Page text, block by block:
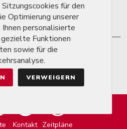
Kontakt Zeitpläne
(4/5)
WAUTERS
amical. Très personnalisable.
für den
Optimierung unserer
personalisierte
Funktionen
sowie für die
VERWEIGERN